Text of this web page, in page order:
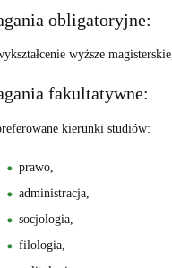
obligatoryjne:
wyższe magisterskie,
fakultatywne:
kierunki studiów:
prawo,
administracja,
socjologia,
filologia,